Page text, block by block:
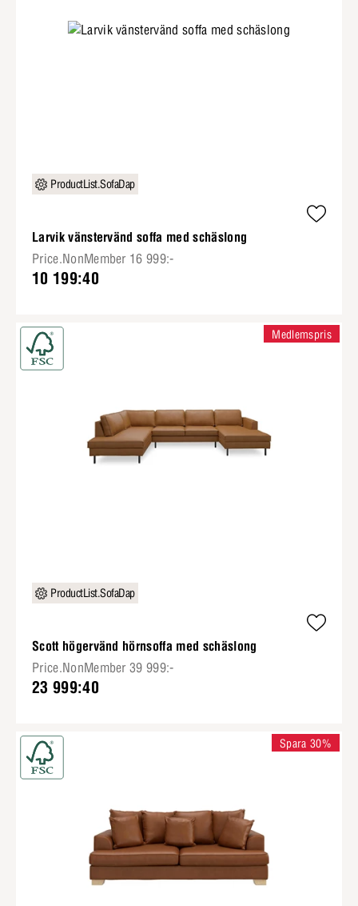
ProductList.SofaDap
Larvik vänstervänd soffa med schäslong
Price.NonMember 16 999:-
10 199:40
ProductList.SofaDap
Scott högervänd hörnsoffa med schäslong
Price.NonMember 39 999:-
23 999:40
Medlemspris
Spara 30%